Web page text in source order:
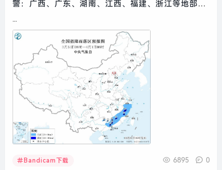
警：广西、广东、湖南、江西、福建、浙江等地部分
...
Bandicam下载 6895 0